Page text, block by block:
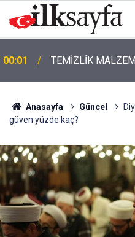
00:01 TEMİZLİK
Anasayfa Güncel
güven yüzde kaç?